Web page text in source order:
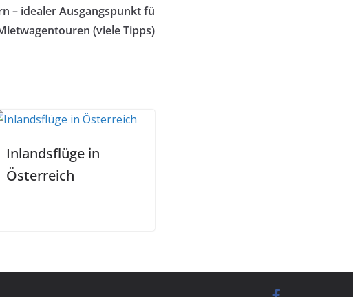
– idealer Ausgangspunkt fü
(viele Tipps)
Inlandsflüge in
Österreich